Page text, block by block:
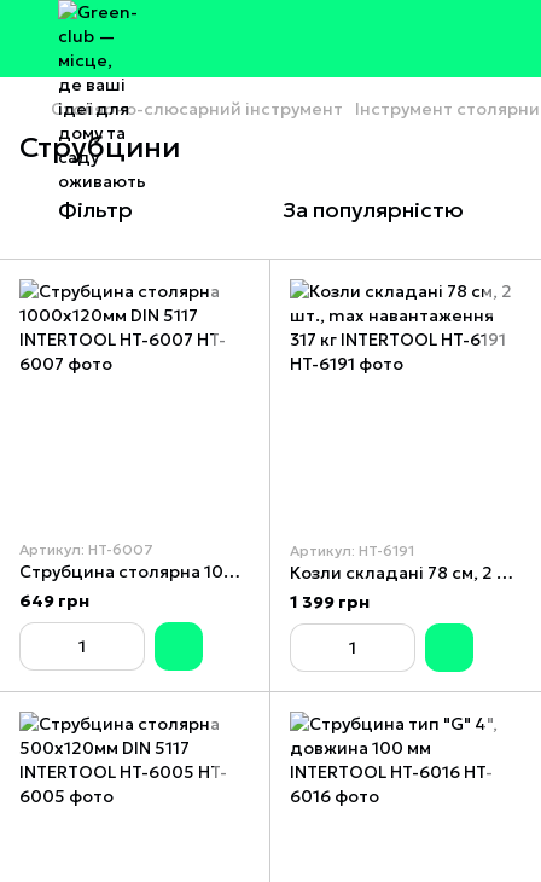
Столярно-слюсарний інструмент Інструмент
Струбцини
Фільтр За популярністю
Артикул: HT-6007
Струбцина столярна 1000х120мм DIN 5117 INTERTOOL HT-6007
649 грн
Артикул: HT-6191
Козли складані 78 см, 2 шт., max навантаження 317 кг INTERTOOL HT-6191
1 399 грн